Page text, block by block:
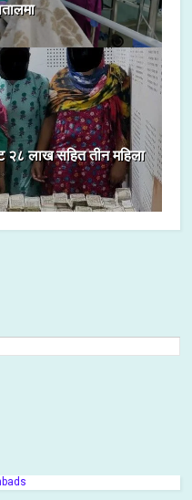
२८ लाख सहित तीन महिला